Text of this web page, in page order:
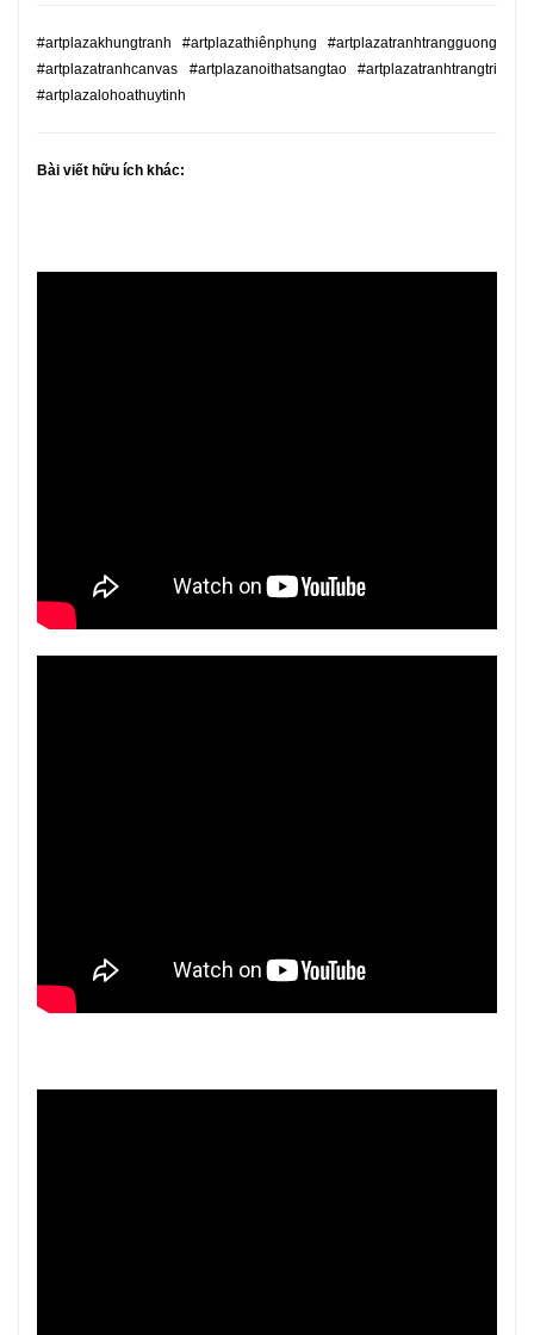
#artplazakhungtranh #artplazathiênphụng #artplazatranhtrangguong
#artplazatranhcanvas #artplazanoithatsangtao #artplazatranhtrangtri
#artplazalohoathuytinh
Bài viết hữu ích khác: